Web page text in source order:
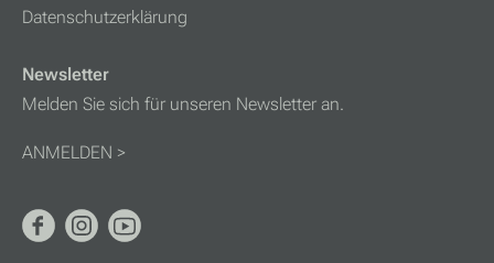
Datenschutzerklärung
Newsletter
Melden Sie sich für unseren Newsletter an.
ANMELDEN >